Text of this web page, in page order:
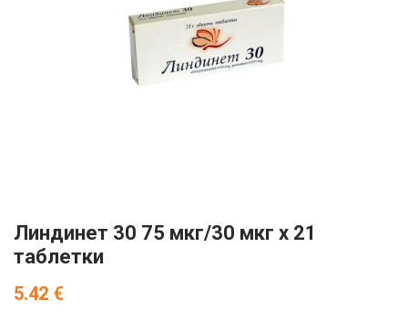
Линдинет 30 75 мкг/30 мкг x 21
таблетки
5.42 €